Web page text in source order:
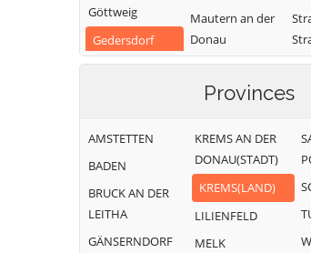
Göttweig
Gedersdorf
Gföhl
Kammern
Mautern an der
Donau
Mühldorf
Paudorf
Provinces
AMSTETTEN
BADEN
BRUCK AN DER
LEITHA
GÄNSERNDORF
KREMS AN DER
DONAU(STADT)
KREMS(LAND)
LILIENFELD
MELK